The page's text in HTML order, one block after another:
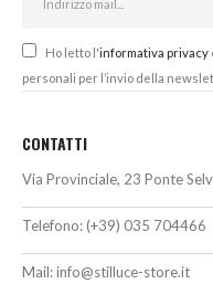
Ho letto l'informativa privacy
personali per l’invio della
CONTATTI
Via Provinciale, 23 Ponte
Telefono: (+39) 035 704466
Mail:info@stilluce-store.it